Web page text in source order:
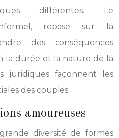
différentes. Le
repose sur la
des conséquences
la durée et la nature de la
juridiques façonnent les
des couples.
amoureuses
diversité de formes